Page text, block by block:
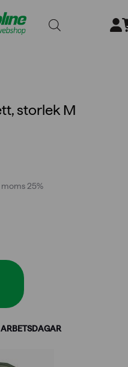
storlek M
moms 25%